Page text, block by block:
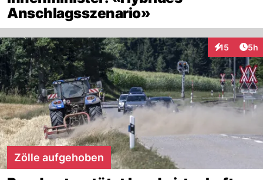
Anschlagsszenario»
15
Interaktionen
5h
Zölle aufgehoben